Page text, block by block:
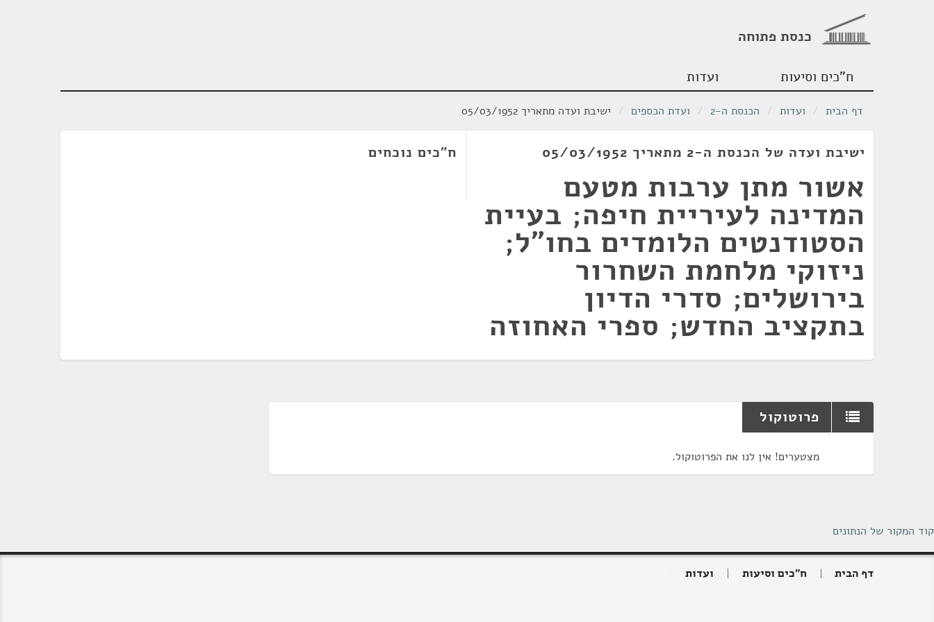
כנסת פתוחה
ח"כים וסיעות ועדות
דף הבית / ועדות / הכנסת ה-2 / ועדת הכספים / ישיבת ועדה מתאריך 05/03/1952
ישיבת ועדה של הכנסת ה-2 מתאריך 05/03/1952
אשור מתן ערבות מטעם
המדינה לעיריית חיפה; בעיית
הסטודנטים הלומדים בחו"ל;
ניזוקי מלחמת השחרור
בירושלים; סדרי הדיון
בתקציב החדש; ספרי האחוזה
ח"כים נוכחים
פרוטוקול
מצטערים! אין לנו את הפרוטוקול.
קוד המקור של הנתונים
דף הבית ח"כים וסיעות ועדות